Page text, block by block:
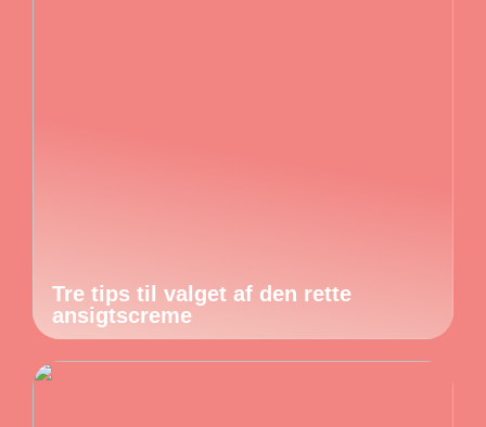
Tre tips til valget af den rette
ansigtscreme